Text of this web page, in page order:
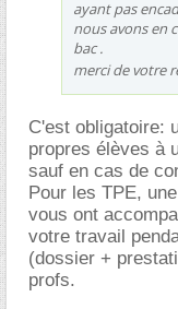
ayant pas
nous avons en
bac .
merci de votre
C'est obligatoire:
propres élèves à
sauf en cas de
Pour les TPE,
vous ont
votre travail
(dossier +
profs.